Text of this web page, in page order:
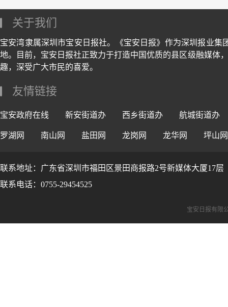
关于我们
宝安湾隶属深圳市宝安日报社。《宝安日报》作为深圳报业
地。目前，宝安日报社正致力于打造中国优质的县区级融媒体
趣，深受广大市民的喜爱。
友情链接
宝安政府在线 新安街道办 西乡街道办 航城街道办
罗湖网 南山网 盐田网 龙岗网 龙华网 坪山网
联系地址：广东省深圳市福田区景田商报路2号新媒体大厦17层
联系电话：0755-29454525
宝安日报有限